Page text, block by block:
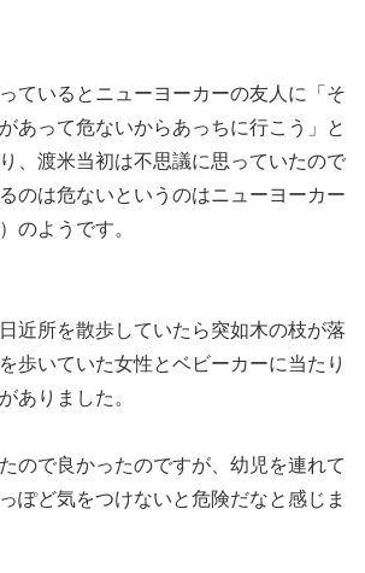
ているとニューヨーカーの友人に
「そ
あって危ないからあっちに行こう」
と
、渡米当初は不思議に思っていたので
のは危ないというのはニューヨーカー
のようです。
近所を散歩していたら突如木の枝が落
歩いていた女性とベビーカーに当たり
がありました。
ので良かったのですが、幼児を連れて
ぽど気をつけないと危険だなと感じま